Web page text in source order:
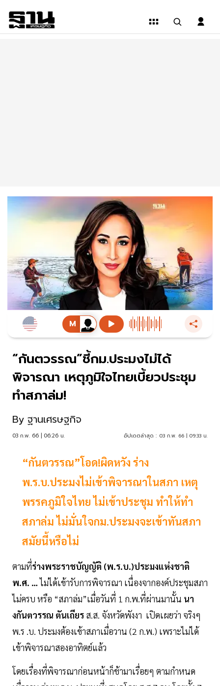
“กันตวรรณ”ชี้กม.ประมงไม่ได้
พิจารณา เหตุภูมิใจไทยเบี้ยวประชุม
ทำสภาล่ม!
By ฐานเศรษฐกิจ
03 ก.พ. 66 | 06:26 น. อัปเดตล่าสุด : 03 ก.พ. 66 | 09:33 น.
“กันตวรรณ”โอด!ผิดหวัง ร่าง
พ.ร.บ.ประมงไม่เข้าพิจารณาในสภา เหตุ
พรรคภูมิใจไทย ไม่เข้าประชุม ทำให้ทำ
สภาล่ม ไม่มั่นใจกม.ประมงจะเข้าทันสภา
สมัยนี้หรือไม่
ตามที่ร่างพระราชบัญญัติ (พ.ร.บ.)ประมงแห่งชาติ
พ.ศ. …ไม่ได้เข้ารับการพิจารณา เนื่องจากองค์ประชุมสภา
ไม่ครบ หรือ “สภาล่ม”เมื่อวันที่ 1 ก.พ.ที่ผ่านมานั้น นา
งกันตวรรณ ตันเถียร ส.ส. จังหวัดพังงา เปิดเผยว่า จริงๆ
พ.ร .บ. ประมงต้องเข้าสภาเมื่อวาน (2 ก.พ.) เพราะไม่ได้
เข้าพิจารณาสองอาทิตย์แล้ว
โดยเรื่องที่พิจารณาก่อนหน้าก็ช้ามาเรื่อยๆ ตามกำหนด